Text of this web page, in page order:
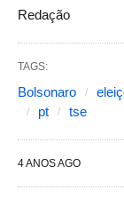
Redação
TAGS:
Bolsonaro
pt
tse
4 ANOS AGO